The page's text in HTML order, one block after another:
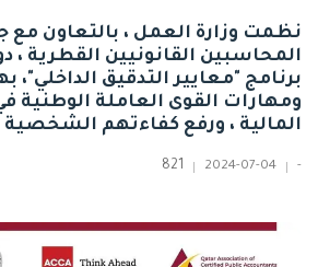
نظمت وزارة العمل ، بالتعاون مع
المحاسبين القانونيين القطرية ،
برنامج "معايير التدقيق
ومهارات القوى العاملة الوطنية
المالية ، ورفع كفاءتهم الشخصية
-
2024-07-04
821